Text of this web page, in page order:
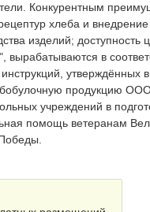
Конкурентным
хлеба и
изделий;
в
продукцию
учреждений в
помощь ветеранам